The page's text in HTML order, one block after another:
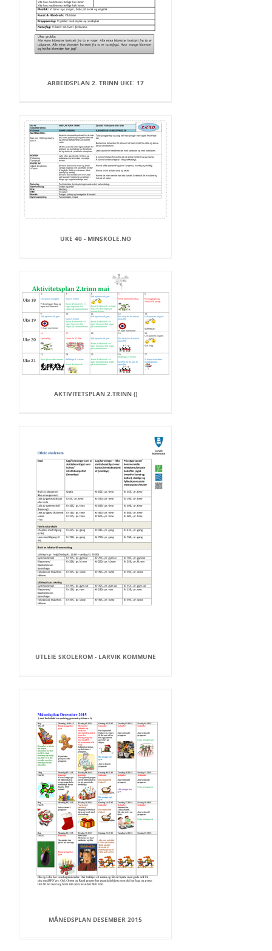
ARBEIDSPLAN 2. TRINN UKE: 17
UKE 40 - MINSKOLE.NO
AKTIVITETSPLAN 2.TRINN ()
UTLEIE SKOLEROM - LARVIK KOMMUNE
MÅNEDSPLAN DESEMBER 2015